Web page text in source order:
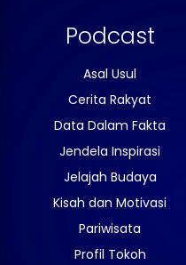
Podcast
Asal Usul
Cerita Rakyat
Data Dalam Fakta
Jendela Inspirasi
Jelajah Budaya
Kisah dan Motivasi
Pariwisata
Profil Tokoh